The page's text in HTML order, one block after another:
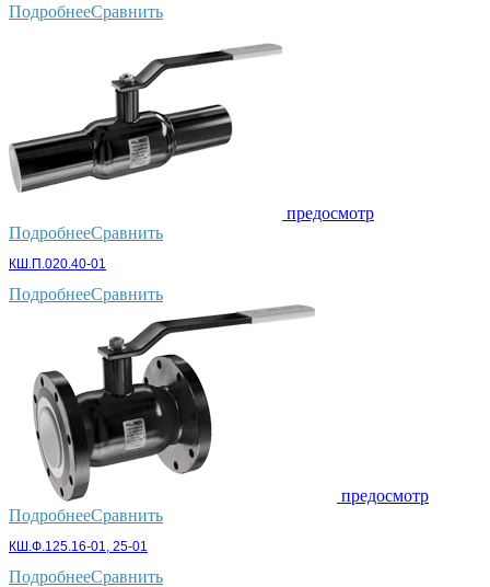
ПодробнееСравнить
предосмотр
ПодробнееСравнить
КШ.П.020.40-01
ПодробнееСравнить
предосмотр
ПодробнееСравнить
КШ.Ф.125.16-01, 25-01
ПодробнееСравнить